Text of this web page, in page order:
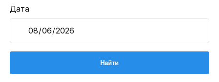
Дата